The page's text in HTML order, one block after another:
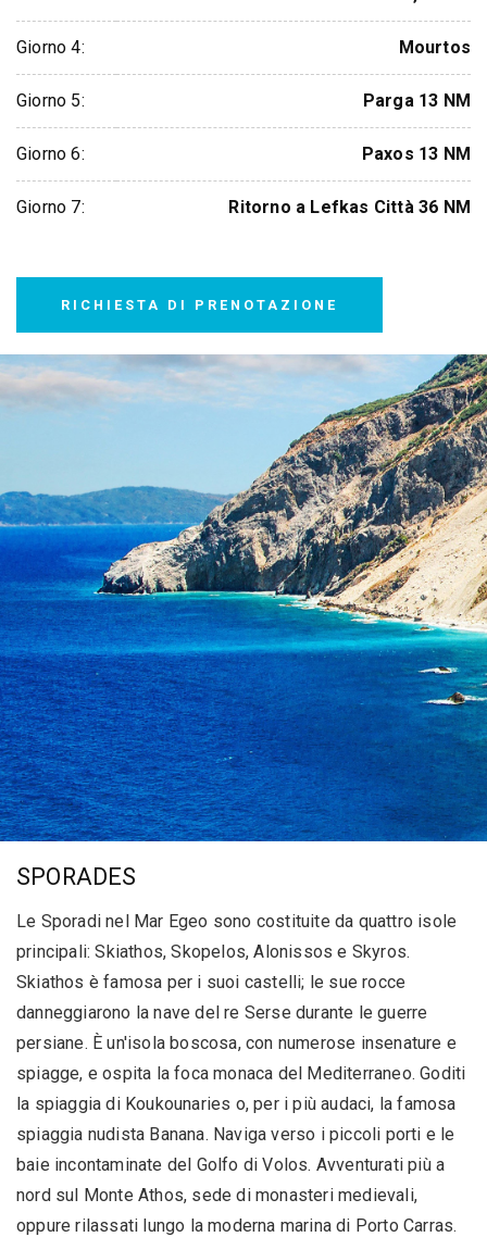
Giorno 4: Mourtos
Giorno 5: Parga 13 NM
Giorno 6: Paxos 13 NM
Giorno 7: Ritorno a Lefkas Città 36 NM
RICHIESTA DI PRENOTAZIONE
SPORADES
Le Sporadi nel Mar Egeo sono costituite da quattro isole
principali: Skiathos, Skopelos, Alonissos e Skyros.
Skiathos è famosa per i suoi castelli; le sue rocce
danneggiarono la nave del re Serse durante le guerre
persiane. È un'isola boscosa, con numerose insenature e
spiagge, e ospita la foca monaca del Mediterraneo. Goditi
la spiaggia di Koukounaries o, per i più audaci, la famosa
spiaggia nudista Banana. Naviga verso i piccoli porti e le
baie incontaminate del Golfo di Volos. Avventurati più a
nord sul Monte Athos, sede di monasteri medievali,
oppure rilassati lungo la moderna marina di Porto Carras.